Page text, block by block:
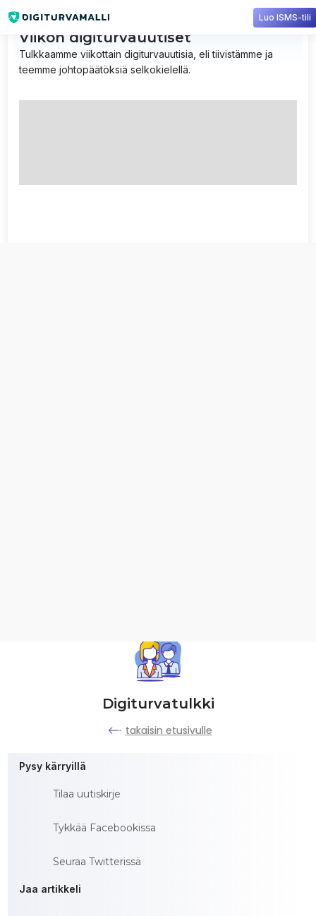
Digiturvatulkki
takaisin etusivulle
Pysy kärryillä
Tilaa uutiskirje
Tykkää Facebookissa
Seuraa Twitterissä
Jaa artikkeli
Viikon digiturvauutiset
Tulkkaamme viikottain digiturvauutisia, eli tiivistämme ja
teemme johtopäätöksiä selkokielellä.
Luo ISMS-tili